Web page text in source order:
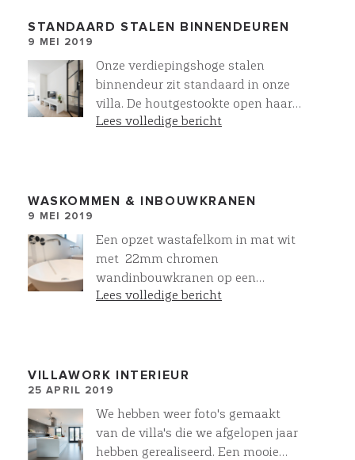
buitengevel gebruiken we de
steenfabriek Vogelensangh. Stenen
met een intens diepe kleur, wat
resulteerd een zeer fraaie gevel!
STANDAARD STALEN BINNENDEUREN
9 MEI 2019
Onze verdiepingshoge stalen
binnendeur zit standaard in onze
villa. De houtgestookte open haard
komt uit onze eigen Villawork
Lees volledige bericht
WASKOMMEN & INBOUWKRANEN
9 MEI 2019
Een opzet wastafelkom in mat wit
met 22mm chromen
wandinbouwkranen op een
meubelmaatwerk eiken onderkast.
klanten kiezen voor een VIllawork
Lees volledige bericht
VILLAWORK INTERIEUR
25 APRIL 2019
We hebben weer foto's gemaakt
van de villa's die we afgelopen jaar
hebben gerealiseerd. Een mooie